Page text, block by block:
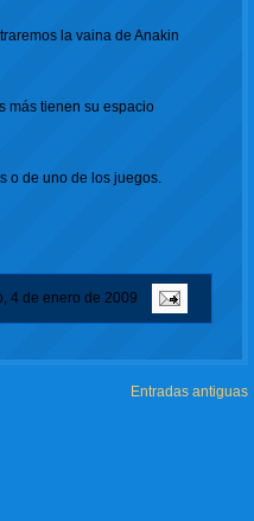
la vaina de Anakin
más tienen su espacio
o de uno de los juegos.
4 de enero de 2009
Entradas antiguas